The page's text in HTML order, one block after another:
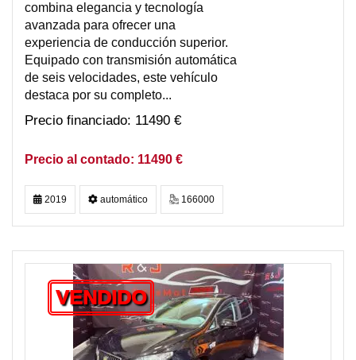
combina elegancia y tecnología
avanzada para ofrecer una
experiencia de conducción superior.
Equipado con transmisión automática
de seis velocidades, este vehículo
destaca por su completo...
11490 €
11490 €
2019 automático 166000
VENDIDO